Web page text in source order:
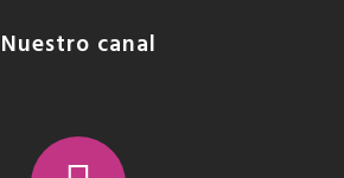
Nuestro canal